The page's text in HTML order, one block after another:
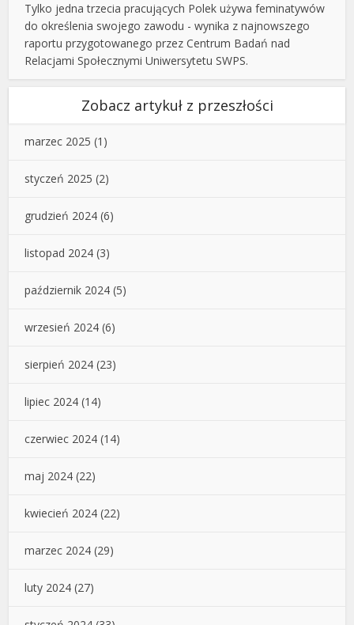
Tylko jedna trzecia pracujących Polek używa feminatywów
do określenia swojego zawodu - wynika z najnowszego
raportu przygotowanego przez Centrum Badań nad
Relacjami Społecznymi Uniwersytetu SWPS.
Zobacz artykuł z przeszłości
marzec 2025 (1)
styczeń 2025 (2)
grudzień 2024 (6)
listopad 2024 (3)
październik 2024 (5)
wrzesień 2024 (6)
sierpień 2024 (23)
lipiec 2024 (14)
czerwiec 2024 (14)
maj 2024 (22)
kwiecień 2024 (22)
marzec 2024 (29)
luty 2024 (27)